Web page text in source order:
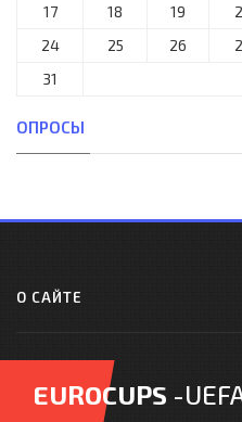
17
18 19
24
25 26
31
ОПРОСЫ
О САЙТЕ
EUROCUPS -